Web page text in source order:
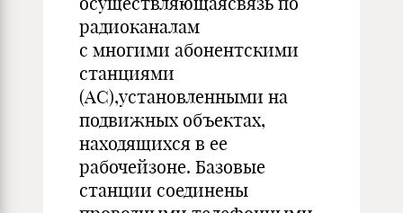
радиоканалам
с многими абонентскими
станциями
(АС),установленными на
подвижных объектах,
находящихся в ее
рабочейзоне. Базовые
станции соединены